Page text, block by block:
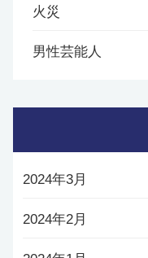
火災
男性芸能人
2024年3月
2024年2月